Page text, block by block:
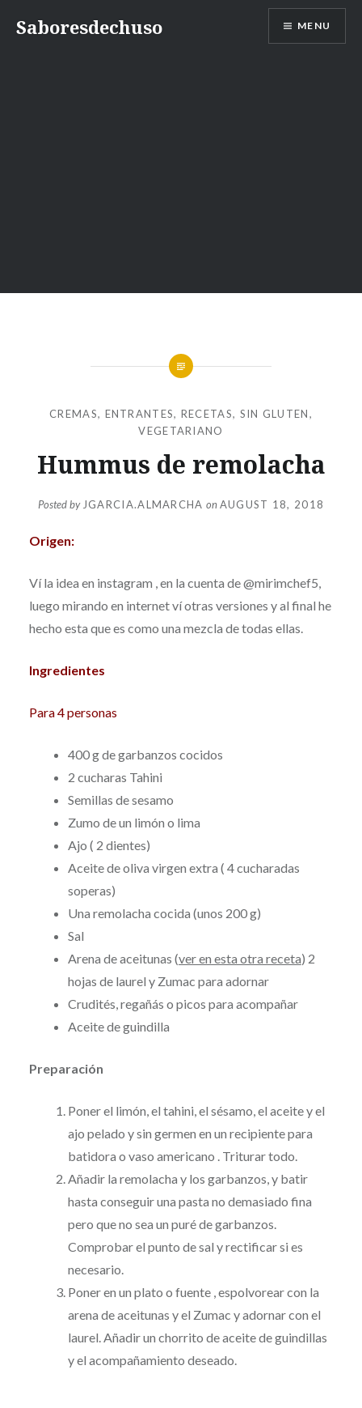
Saboresdechuso MENU
CREMAS, ENTRANTES, RECETAS, SIN GLUTEN,
VEGETARIANO
Hummus de remolacha
Posted by JGARCIA.ALMARCHA onAUGUST 18, 2018
Origen:
Ví la idea en instagram , en la cuenta de @mirimchef5,
luego mirando en internet ví otras versiones y al final he
hecho esta que es como una mezcla de todas ellas.
Ingredientes
Para 4 personas
400 g de garbanzos cocidos
2 cucharas Tahini
Semillas de sesamo
Zumo de un limón o lima
Ajo ( 2 dientes)
Aceite de oliva virgen extra ( 4 cucharadas
soperas)
Una remolacha cocida (unos 200 g)
Sal
Arena de aceitunas (ver en esta otra receta) 2
hojas de laurel y Zumac para adornar
Crudités, regañás o picos para acompañar
Aceite de guindilla
Preparación
Poner el limón, el tahini, el sésamo, el aceite y el
ajo pelado y sin germen en un recipiente para
batidora o vaso americano . Triturar todo.
Añadir la remolacha y los garbanzos, y batir
hasta conseguir una pasta no demasiado fina
pero que no sea un puré de garbanzos.
Comprobar el punto de sal y rectificar si es
necesario.
Poner en un plato o fuente , espolvorear con la
arena de aceitunas y el Zumac y adornar con el
laurel. Añadir un chorrito de aceite de guindillas
y el acompañamiento deseado.